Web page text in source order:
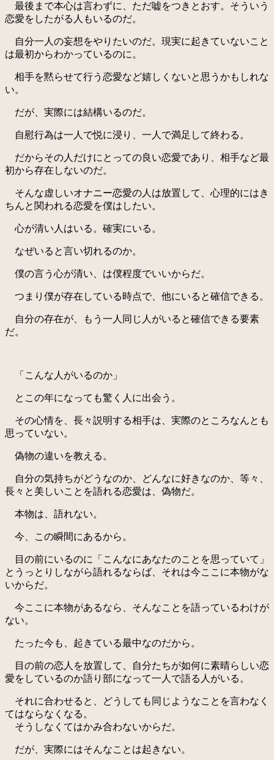
最後まで本心は言わずに、ただ嘘をつきとおす。そういう
恋愛をしたがる人もいるのだ。
自分一人の妄想をやりたいのだ。現実に起きていないこと
は最初からわかっているのに。
相手を黙らせて行う恋愛など嬉しくないと思うかもしれな
い。
だが、実際には結構いるのだ。
自慰行為は一人で悦に浸り、一人で満足して終わる。
だからその人だけにとっての良い恋愛であり、相手など最
初から存在しないのだ。
そんな虚しいオナニー恋愛の人は放置して、心理的にはき
ちんと関われる恋愛を僕はしたい。
心が清い人はいる。確実にいる。
なぜいると言い切れるのか。
僕の言う心が清い、は僕程度でいいからだ。
つまり僕が存在している時点で、他にいると確信できる。
自分の存在が、もう一人同じ人がいると確信できる要素
だ。
「こんな人がいるのか」
とこの年になっても驚く人に出会う。
その心情を、長々説明する相手は、実際のところなんとも
思っていない。
偽物の違いを教える。
自分の気持ちがどうなのか、どんなに好きなのか、等々、
長々と美しいことを語れる恋愛は、偽物だ。
本物は、語れない。
今、この瞬間にあるから。
目の前にいるのに「こんなにあなたのことを思っていて」
とうっとりしながら語れるならば、それは今ここに本物がな
いからだ。
今ここに本物があるなら、そんなことを語っているわけが
ない。
たった今も、起きている最中なのだから。
目の前の恋人を放置して、自分たちが如何に素晴らしい恋
愛をしているのか語り部になって一人で語る人がいる。
それに合わせると、どうしても同じようなことを言わなく
てはならなくなる。
そうしなくてはかみ合わないからだ。
だが、実際にはそんなことは起きない。